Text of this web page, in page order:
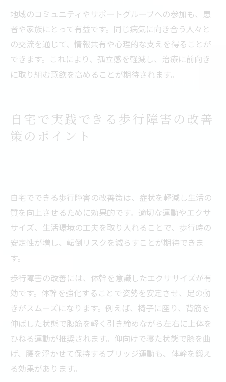
地域のコミュニティやサポートグループへの参加も、患
者や家族にとって有益です。同じ病気に向き合う人々と
の交流を通じて、情報共有や心理的な支えを得ることが
できます。これにより、孤立感を軽減し、治療に前向き
に取り組む意欲を高めることが期待されます。
自宅で実践できる歩行障害の改善
策のポイント
自宅でできる歩行障害の改善策は、症状を軽減し生活の
質を向上させるために効果的です。適切な運動やエクサ
サイズ、生活環境の工夫を取り入れることで、歩行時の
安定性が増し、転倒リスクを減らすことが期待できま
す。
歩行障害の改善には、体幹を意識したエクササイズが有
効です。体幹を強化することで姿勢を安定させ、足の動
きがスムーズになります。例えば、椅子に座り、背筋を
伸ばした状態で腹筋を軽く引き締めながら左右に上体を
ひねる運動が推奨されます。仰向けで寝た状態で膝を曲
げ、腰を浮かせて保持するブリッジ運動も、体幹を鍛え
る効果があります。